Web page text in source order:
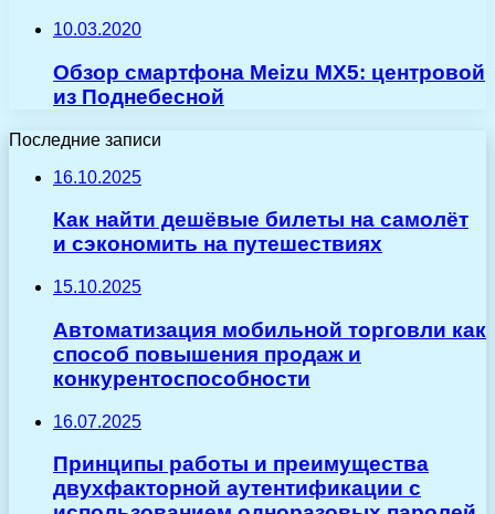
10.03.2020
Обзор смартфона Meizu MX5: центровой
из Поднебесной
Последние записи
16.10.2025
Как найти дешёвые билеты на самолёт
и сэкономить на путешествиях
15.10.2025
Автоматизация мобильной торговли как
способ повышения продаж и
конкурентоспособности
16.07.2025
Принципы работы и преимущества
двухфакторной аутентификации с